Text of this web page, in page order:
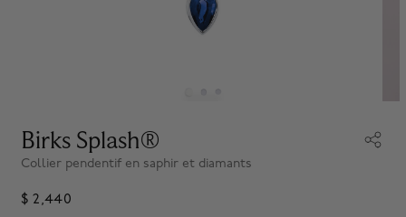
Birks Splash®
Collier pendentif en saphir et diamants
$ 2,440